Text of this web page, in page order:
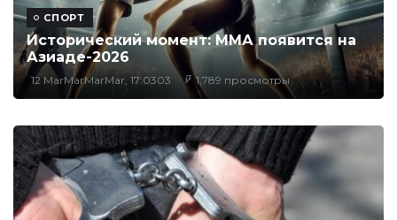
СПОРТ
Исторический момент: ММА появится на
Азиаде-2026
12 MarMarMarMar, 17:0303 1,789 просмотры